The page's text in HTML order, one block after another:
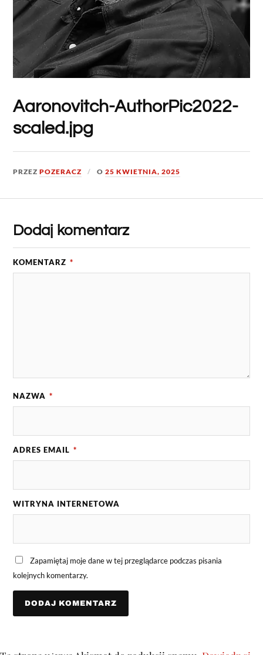
Aaronovitch-AuthorPic2022-
scaled.jpg
PRZEZPOZERACZ O25 KWIETNIA, 2025
Dodaj komentarz
KOMENTARZ *
NAZWA *
ADRES EMAIL *
WITRYNA INTERNETOWA
Zapamiętaj moje dane w tej przeglądarce podczas pisania
kolejnych komentarzy.